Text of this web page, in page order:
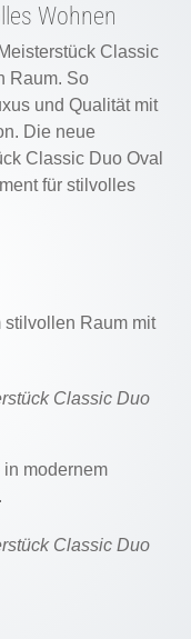
Wohnen
Classic
Raum. So
und Qualität mit
Die neue
Classic Duo Oval
für stilvolles
Classic Duo
Classic Duo